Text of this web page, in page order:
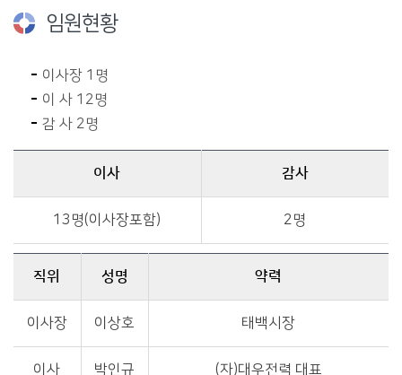
임원현황
이사장 1명
이 사 12명
감 사 2명
이사 감사
13명(이사장포함) 2명
직위 성명 약력
이사장 이상호 태백시장
이사 박인규 (자)대우전력 대표